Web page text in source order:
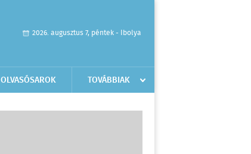
2026. augusztus 7, péntek - Ibolya
OLVASÓSAROK TOVÁBBIAK